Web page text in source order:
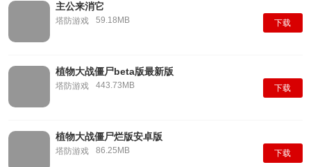
主公来消它
塔防游戏 59.18MB 下载
植物大战僵尸beta版最新版
塔防游戏 443.73MB 下载
植物大战僵尸烂版安卓版
塔防游戏 86.25MB 下载